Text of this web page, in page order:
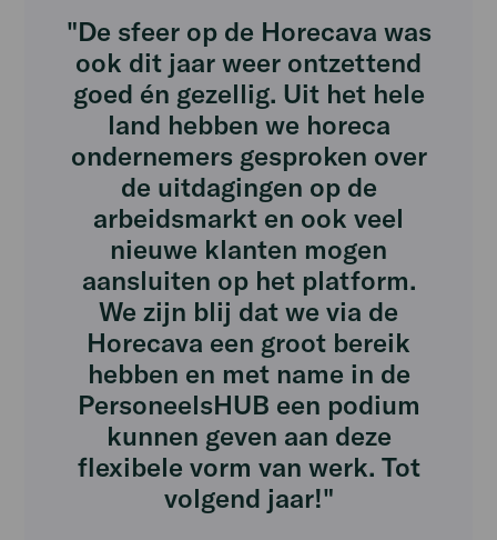
"De sfeer op de Horecava was
ook dit jaar weer ontzettend
goed én gezellig. Uit het hele
land hebben we horeca
ondernemers gesproken over
de uitdagingen op de
arbeidsmarkt en ook veel
nieuwe klanten mogen
aansluiten op het platform.
We zijn blij dat we via de
Horecava een groot bereik
hebben en met name in de
PersoneelsHUB een podium
kunnen geven aan deze
flexibele vorm van werk. Tot
volgend jaar!"